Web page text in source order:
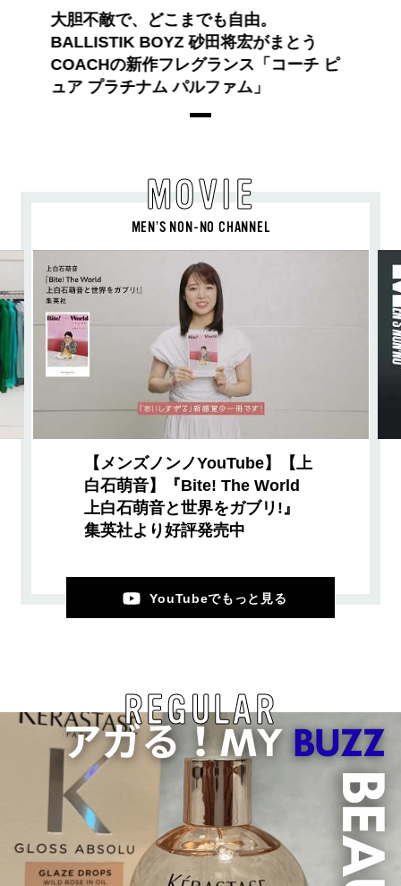
大胆不敵で、どこまでも自由。
BALLISTIK BOYZ 砂田将宏がまとう
COACHの新作フレグランス「コーチ ピ
ュア プラチナム パルファム」
MOVIE
MEN’S NON-NO CHANNEL
【メンズノンノYouTube】【上
白石萌音】『Bite! The World
上白石萌音と世界をガブリ!』
集英社より好評発売中
YouTubeでもっと見る
REGULAR